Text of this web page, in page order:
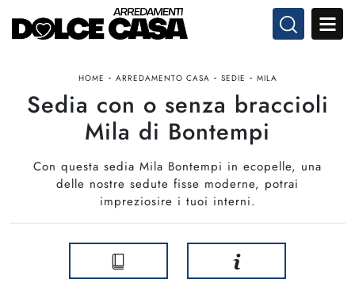
HOME - ARREDAMENTO CASA - SEDIE - MILA
Sedia con o senza braccioli
Mila di Bontempi
Con questa sedia Mila Bontempi in ecopelle, una
delle nostre sedute fisse moderne, potrai
impreziosire i tuoi interni.